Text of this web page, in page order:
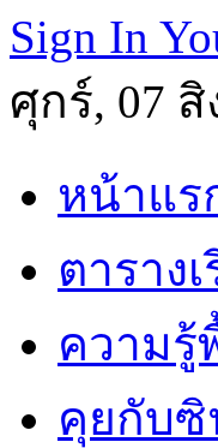
Sign In
ศุกร์, 07
หน้าแร
ตาราง
ความรู้
คุยกับ